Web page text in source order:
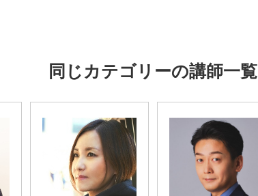
同じカテゴリーの講師一覧